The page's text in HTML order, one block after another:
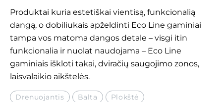
Produktai kuria estetiškai vientisą, funkcionalią
dangą, o dobiliukais apželdinti Eco Line gaminiai
tampa vos matoma dangos detale – visgi itin
funkcionalia ir nuolat naudojama – Eco Line
gaminiais iškloti takai, dviračių saugojimo zonos,
laisvalaikio aikštelės.
Drenuojantis Balta
Plokštė